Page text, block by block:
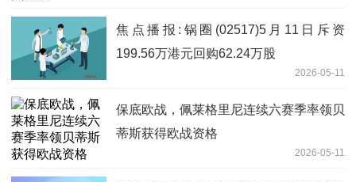
焦点播报:锅圈(02517)5月11日斥资
199.56万港元回购62.24万股
2026-05-11
保底欧战，佩莱格里尼连续六赛季率领贝
蒂斯获得欧战资格
2026-05-11